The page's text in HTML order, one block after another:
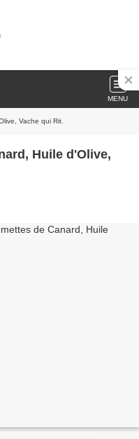
MENU
Vache qui Rit.
Huile d'Olive,